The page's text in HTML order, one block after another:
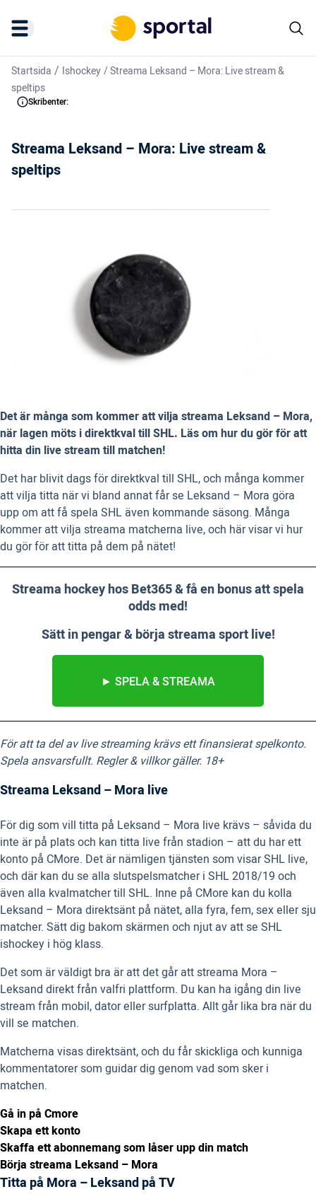
Startsida / Ishockey/Streama Leksand – Mora: Live stream &
speltips
Skribenter:
Streama Leksand – Mora: Live stream &
speltips
Det är många som kommer att vilja streama Leksand – Mora,
när lagen möts i direktkval till SHL. Läs om hur du gör för att
hitta din live stream till matchen!
Det har blivit dags för direktkval till SHL, och många kommer
att vilja titta när vi bland annat får se Leksand – Mora göra
upp om att få spela SHL även kommande säsong. Många
kommer att vilja streama matcherna live, och här visar vi hur
du gör för att titta på dem på nätet!
Streama hockey hos Bet365 & få en bonus att spela
odds med!
Sätt in pengar & börja streama sport live!
► SPELA & STREAMA
För att ta del av live streaming krävs ett finansierat spelkonto.
Spela ansvarsfullt. Regler & villkor gäller. 18+
Streama Leksand – Mora live
För dig som vill titta på Leksand – Mora live krävs – såvida du
inte är på plats och kan titta live från stadion – att du har ett
konto på CMore. Det är nämligen tjänsten som visar SHL live,
och där kan du se alla slutspelsmatcher i SHL 2018/19 och
även alla kvalmatcher till SHL. Inne på CMore kan du kolla
Leksand – Mora direktsänt på nätet, alla fyra, fem, sex eller sju
matcher. Sätt dig bakom skärmen och njut av att se SHL
ishockey i hög klass.
Det som är väldigt bra är att det går att streama Mora –
Leksand direkt från valfri plattform. Du kan ha igång din live
stream från mobil, dator eller surfplatta. Allt går lika bra när du
vill se matchen.
Matcherna visas direktsänt, och du får skickliga och kunniga
kommentatorer som guidar dig genom vad som sker i
matchen.
Gå in på Cmore
Skapa ett konto
Skaffa ett abonnemang som låser upp din match
Börja streama Leksand – Mora
Titta på Mora – Leksand på TV